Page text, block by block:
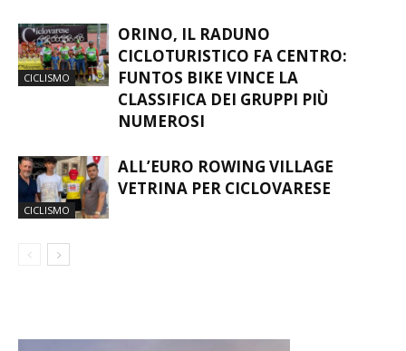
CICLISMO
ORINO, IL RADUNO
CICLOTURISTICO FA CENTRO:
FUNTOS BIKE VINCE LA
CLASSIFICA DEI GRUPPI PIÙ
NUMEROSI
CICLISMO
ALL’EURO ROWING VILLAGE
VETRINA PER CICLOVARESE